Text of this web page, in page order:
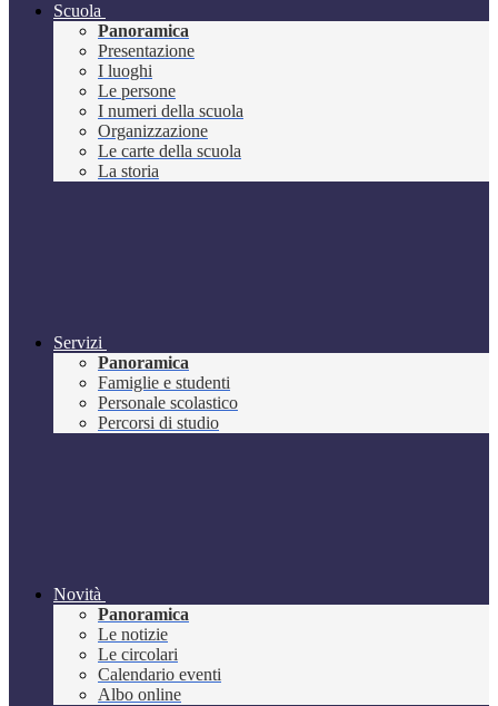
Scuola
Panoramica
Presentazione
I luoghi
Le persone
I numeri della scuola
Organizzazione
Le carte della scuola
La storia
Servizi
Panoramica
Famiglie e studenti
Personale scolastico
Percorsi di studio
Novità
Panoramica
Le notizie
Le circolari
Calendario eventi
Albo online